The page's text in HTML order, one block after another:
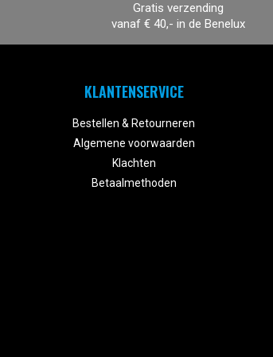
Gratis verzending
vanaf € 40,- in de Benelux
KLANTENSERVICE
Bestellen & Retourneren
Algemene voorwaarden
Klachten
Betaalmethoden